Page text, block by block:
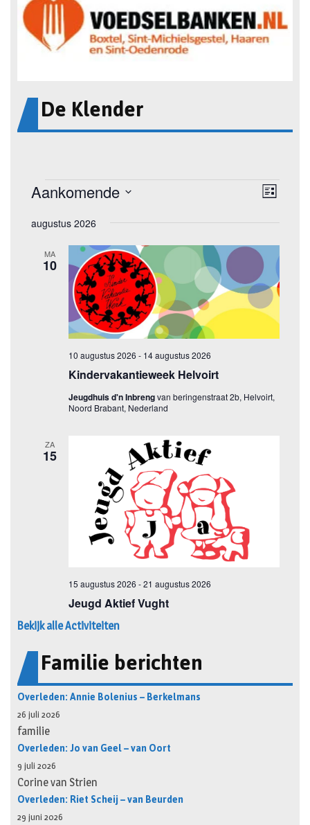
De Klender
Bekijk alle Activiteiten
Familie berichten
Overleden: Annie Bolenius – Berkelmans
26 juli 2026
familie
Overleden: Jo van Geel – van Oort
9 juli 2026
Corine van Strien
Overleden: Riet Scheij – van Beurden
29 juni 2026